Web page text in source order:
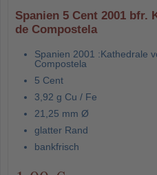
Spanien 5 Cent 2001 bfr.
de Compostela
Spanien 2001 :Kathedrale
Compostela
5 Cent
3,92 g Cu / Fe
21,25 mm Ø
glatter Rand
bankfrisch